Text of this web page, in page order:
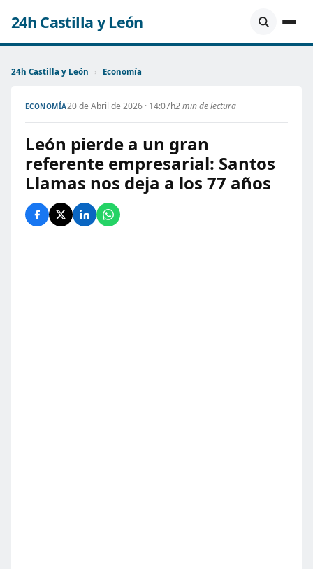
24h Castilla y León
24h Castilla y León › Economía
ECONOMÍA20 de Abril de 2026 · 14:07h2 min de lectura
León pierde a un gran
referente empresarial: Santos
Llamas nos deja a los 77 años